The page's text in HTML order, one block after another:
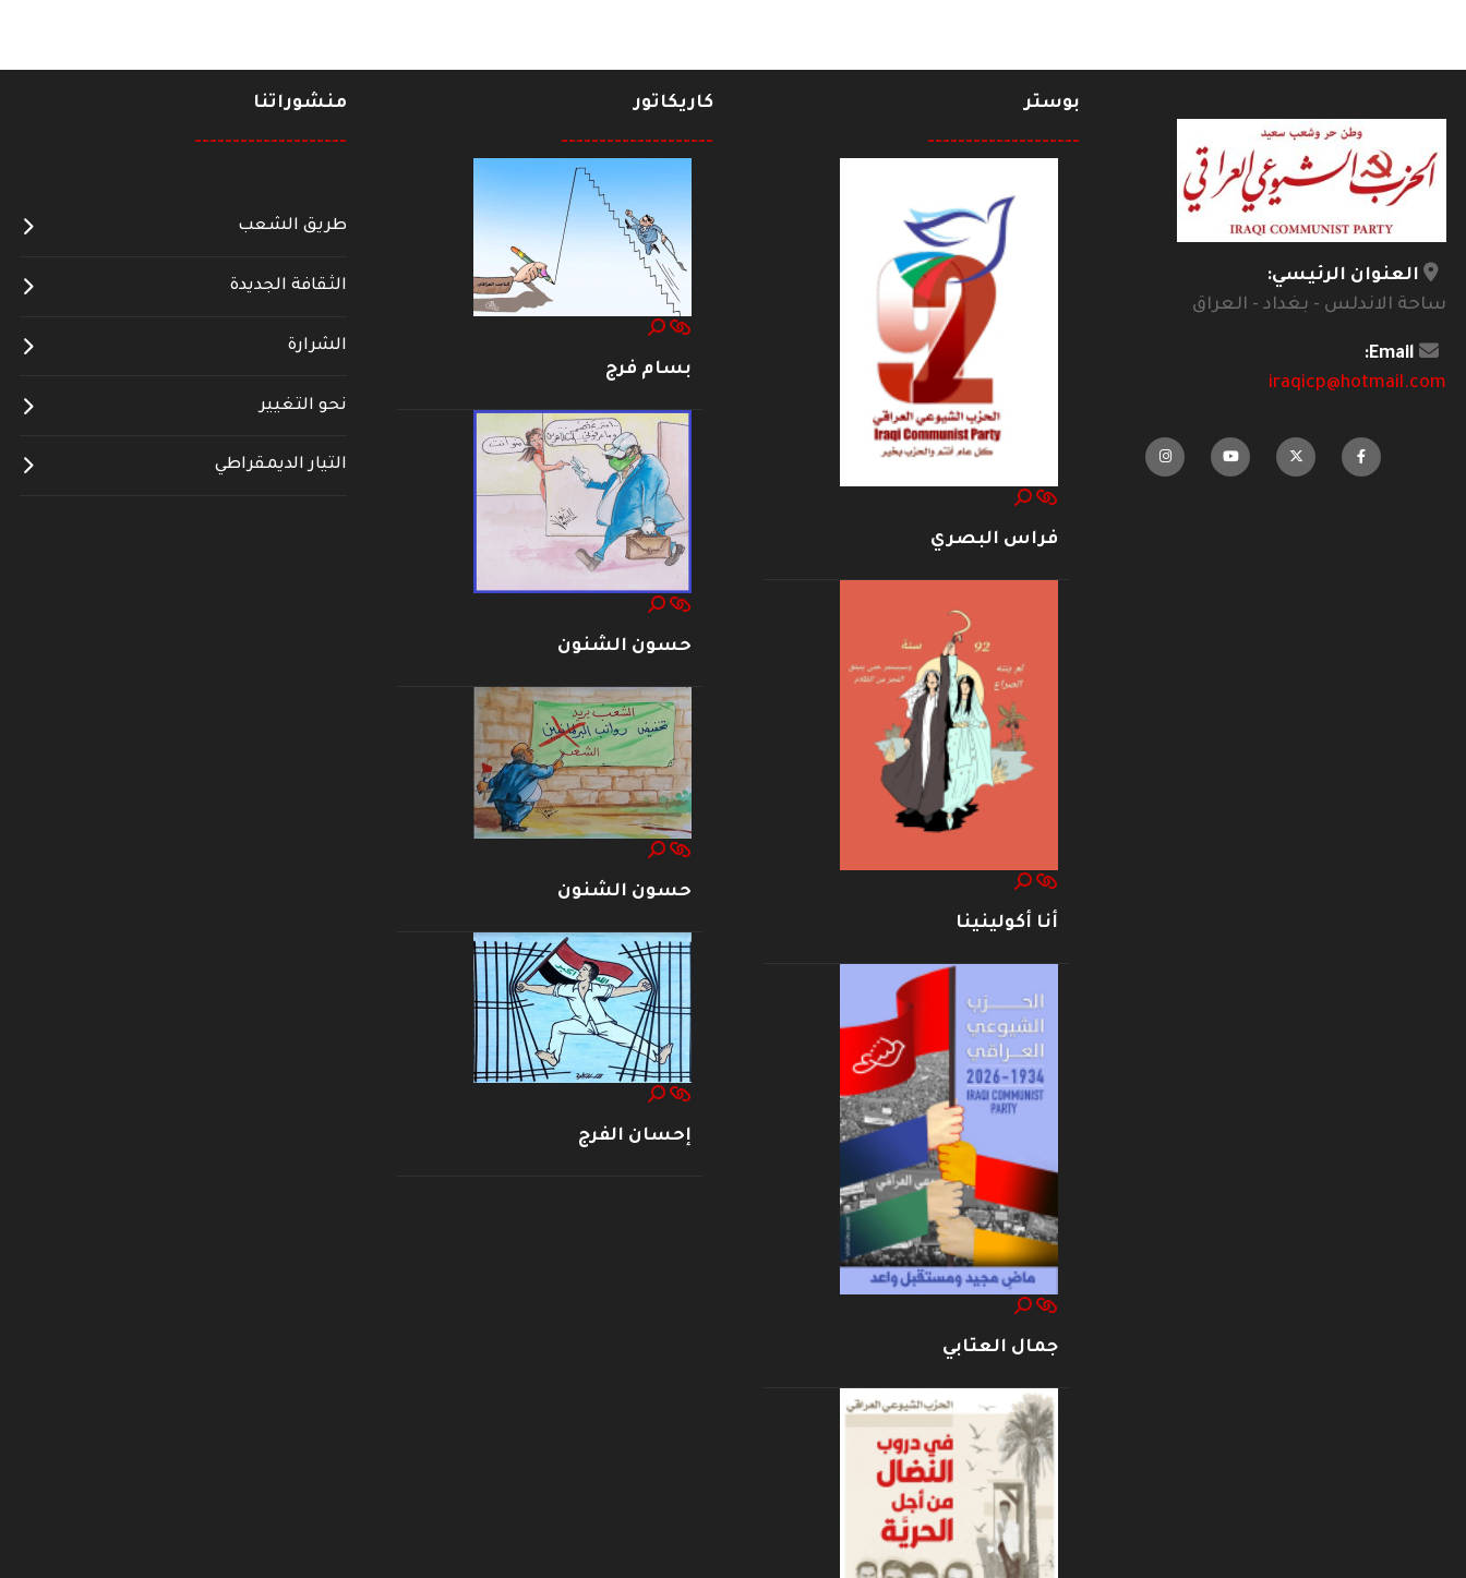
العنوان الرئيسي:
ساحة الاندلس - بغداد - العراق
Email:
iraqicp@hotmail.com
بوستر
--------------------
فراس البصري
أنا أكولينينا
جمال العتابي
كاريكاتور
--------------------
بسام فرج
حسون الشنون
حسون الشنون
إحسان الفرج
منشوراتنا
--------------------
طريق الشعب
الثقافة الجديدة
الشرارة
نحو التغيير
التيار الديمقراطي